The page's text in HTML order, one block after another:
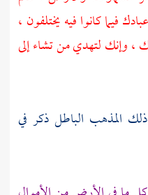
فيما كانوا فيه يختلفون ،
، وإنك لتهدي من تشاء إلى
المذهب الباطل ذكر في